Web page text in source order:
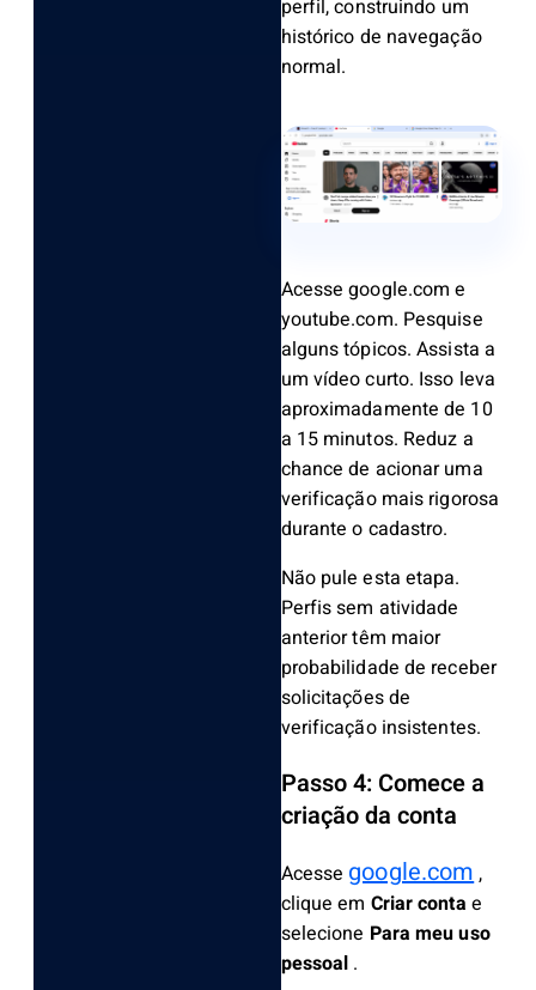
perfil, construindo um
histórico de navegação
normal.
Acesse google.com e
youtube.com. Pesquise
alguns tópicos. Assista a
um vídeo curto. Isso leva
aproximadamente de 10
a 15 minutos. Reduz a
chance de acionar uma
verificação mais rigorosa
durante o cadastro.
Não pule esta etapa.
Perfis sem atividade
anterior têm maior
probabilidade de receber
solicitações de
verificação insistentes.
Passo 4: Comece a
criação da conta
Acesse google.com,
clique em Criar conta e
selecione Para meu uso
pessoal .